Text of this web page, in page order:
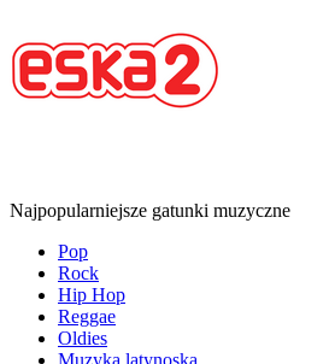
Najpopularniejsze gatunki muzyczne
Pop
Rock
Hip Hop
Reggae
Oldies